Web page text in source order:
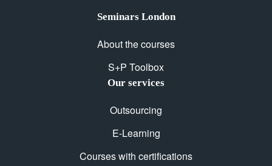
Seminars London
About the courses
S+P Toolbox
Our services
Outsourcing
E-Learning
Courses with certifications